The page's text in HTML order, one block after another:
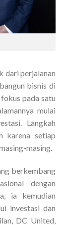
dari perjalanan
bisnis di
pada satu
mulai
Langkah
karena setiap
masing.
berkembang
dengan
ia kemudian
investasi dan
DC United,